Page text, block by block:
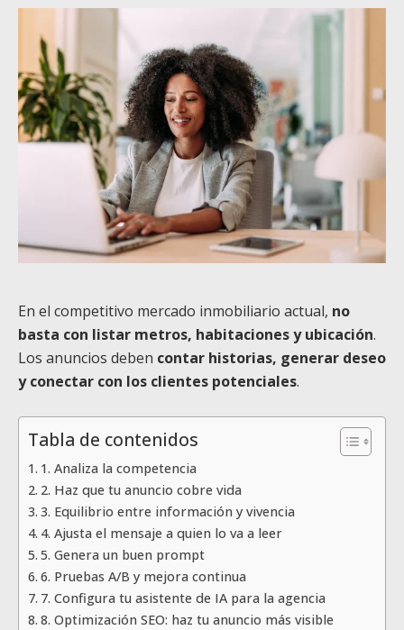
En el competitivo mercado inmobiliario actual, no
basta con listar metros, habitaciones y ubicación.
Los anuncios deben contar historias, generar deseo
y conectar con los clientes potenciales.
Tabla de contenidos
1. Analiza la competencia
2. Haz que tu anuncio cobre vida
3. Equilibrio entre información y vivencia
4. Ajusta el mensaje a quien lo va a leer
5. Genera un buen prompt
6. Pruebas A/B y mejora continua
7. Configura tu asistente de IA para la agencia
8. Optimización SEO: haz tu anuncio más visible